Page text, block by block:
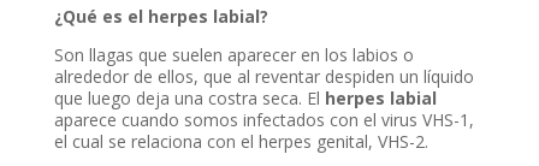
¿Qué es el herpes labial?
Son llagas que suelen aparecer en los labios o
alrededor de ellos, que al reventar despiden un líquido
que luego deja una costra seca. El herpes labial
aparece cuando somos infectados con el virus VHS-1,
el cual se relaciona con el herpes genital, VHS-2.